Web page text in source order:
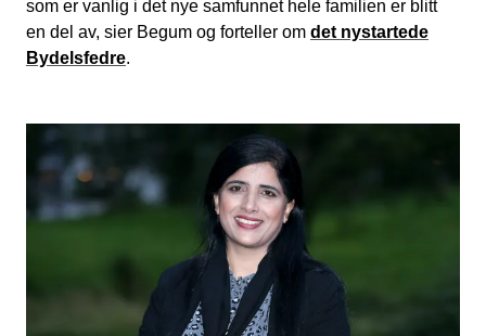
som er vanlig i det nye samfunnet hele familien er blitt
en del av, sier Begum og forteller om det nystartede
Bydelsfedre.